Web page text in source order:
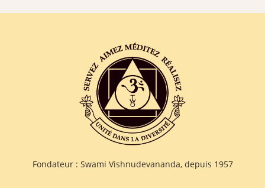
Fondateur : Swami Vishnudevananda, depuis 1957